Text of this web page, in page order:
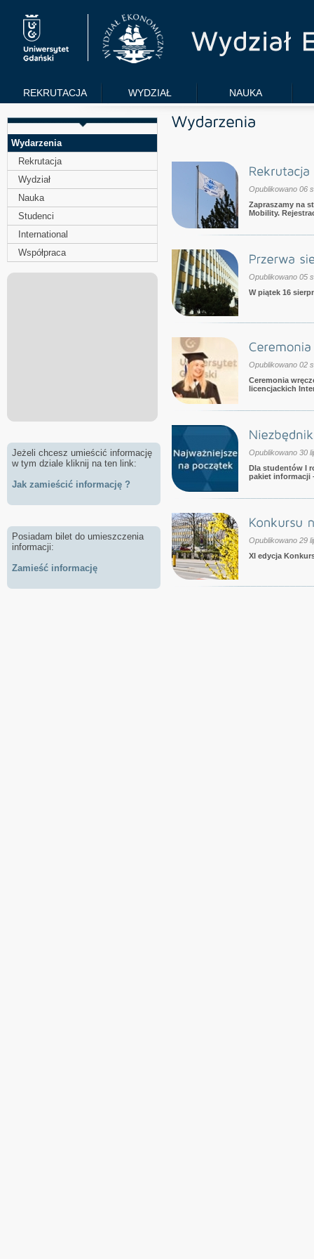
REKRUTACJA WYDZIAŁ NAUKA
Wydarzenia
Rekrutacja
Wydział
Nauka
Studenci
International
Współpraca
Jeżeli chcesz umieścić informację
w tym dziale kliknij na ten link:
Jak zamieścić informację ?
Posiadam bilet do umieszczenia
informacji:
Zamieść informację
Opublikowano 06
Zapraszamy na
Mobility.
Opublikowano 05
W piątek 16
Opublikowano 02
Ceremonia
licencjackich
Opublikowano 30
Dla studentów I
pakiet informacji
Opublikowano 29
XI edycja